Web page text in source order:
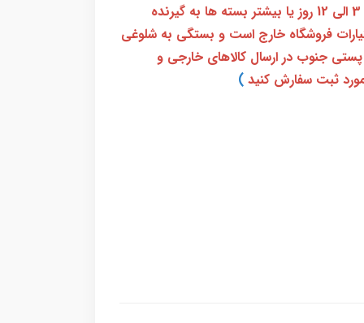
بعد از دریافت کدرهگیری 24 رقمی معمولا بین 3 الی 12 روز یا بیشتر بسته ها به گیرنده
فروشگاه خارج است و بستگی به شلوغی
جنوب در ارسال کالاهای خارجی و
ثبت سفارش کنید )